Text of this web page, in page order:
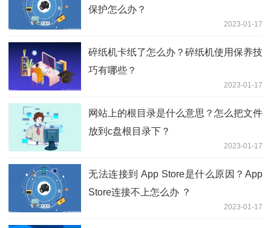
保护怎么办？
2023-01-17
碎纸机卡纸了怎么办？碎纸机使用保养技
巧有哪些？
2023-01-17
网站上的根目录是什么意思？怎么把文件
放到c盘根目录下？
2023-01-17
无法连接到 App Store是什么原因？App
Store连接不上怎么办 ？
2023-01-17